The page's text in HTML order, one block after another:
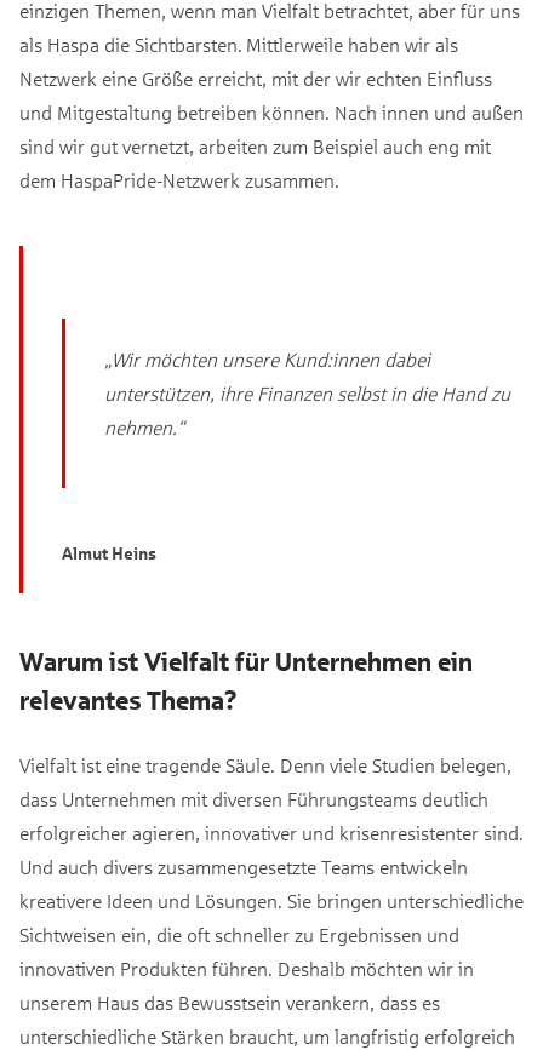
einzigen Themen, wenn man Vielfalt betrachtet, aber für uns
als Haspa die Sichtbarsten. Mittlerweile haben wir als
Netzwerk eine Größe erreicht, mit der wir echten Einfluss
und Mitgestaltung betreiben können. Nach innen und außen
sind wir gut vernetzt, arbeiten zum Beispiel auch eng mit
dem HaspaPride-Netzwerk zusammen.
„Wir möchten unsere Kund:innen dabei
unterstützen, ihre Finanzen selbst in die Hand zu
nehmen.“
Almut Heins
Warum ist Vielfalt für Unternehmen ein
relevantes Thema?
Vielfalt ist eine tragende Säule. Denn viele Studien belegen,
dass Unternehmen mit diversen Führungsteams deutlich
erfolgreicher agieren, innovativer und krisenresistenter sind.
Und auch divers zusammengesetzte Teams entwickeln
kreativere Ideen und Lösungen. Sie bringen unterschiedliche
Sichtweisen ein, die oft schneller zu Ergebnissen und
innovativen Produkten führen. Deshalb möchten wir in
unserem Haus das Bewusstsein verankern, dass es
unterschiedliche Stärken braucht, um langfristig erfolgreich